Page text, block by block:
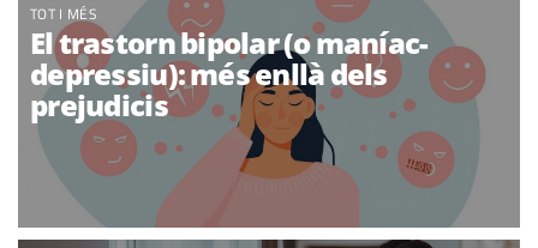
TOT I MÉS
El trastorn bipolar (o maníac-
depressiu): més enllà dels
prejudicis